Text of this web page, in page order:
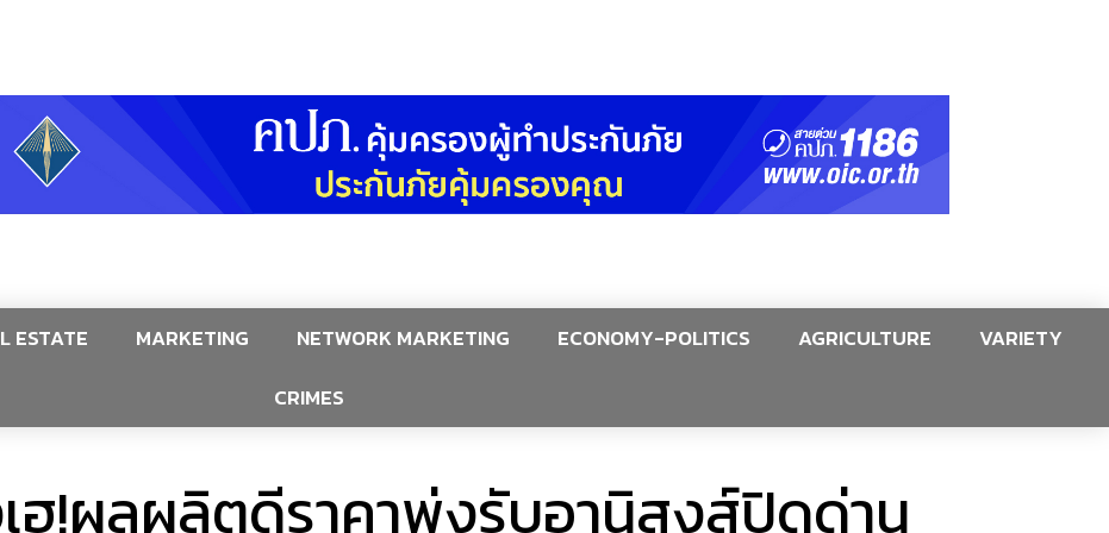
ESTATE MARKETING NETWORK MARKETING ECONOMY-POLITICS AGRICULTURE
VARIETY
CRIMES
ฮ!ผลผลิตดีราคาพุ่งรับอานิสงส์ปิดด่าน